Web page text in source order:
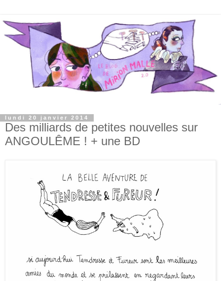
lundi 20 janvier 2014
Des milliards de petites nouvelles sur
ANGOULÊME ! + une BD